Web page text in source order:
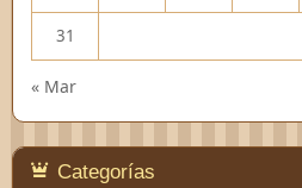
31
« Mar
Categorías